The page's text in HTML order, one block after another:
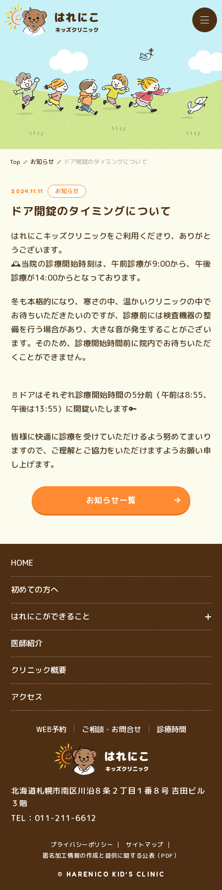
Top お知らせ ドア開錠のタイミングについて
2024.11.11 お知らせ
ドア開錠のタイミングについて
はれにこキッズクリニックをご利用くださり、ありがと
うございます。
🕰️当院の診療開始時刻は、午前診療が9:00から、午後
診療が14:00からとなっております。
冬も本格的になり、寒さの中、温かいクリニックの中で
お待ちいただきたいのですが、診療前には検査機器の整
備を行う場合があり、大きな音が発生することがござい
ます。そのため、診療開始時間前に院内でお待ちいただ
くことができません。
🚪 ドアはそれぞれ診療開始時間の5分前（午前は8:55、
午後は13:55）に開錠いたします🔑
皆様に快適に診療を受けていただけるよう努めてまいり
ますので、ご理解とご協力をいただけますようお願い申
し上げます。
お知らせ一覧
HOME
初めての方へ
はれにこができること
医師紹介
クリニック概要
アクセス
WEB予約 ご相談・お問合せ 診療時間
北海道札幌市南区川沿８条２丁目１番８号 吉田ビル
３階
TEL：011-211-6612
プライバシーポリシー
サイトマップ
匿名加⼯情報の作成と提供に関する公表（PDF）
© HARENICO KID’S CLINIC